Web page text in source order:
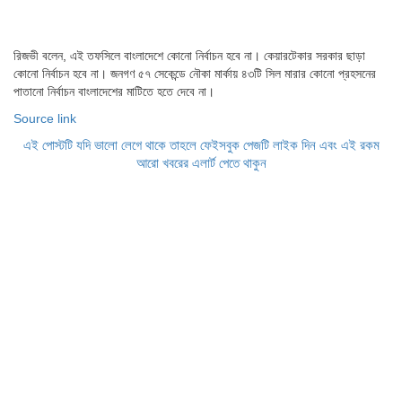
রিজভী বলেন, এই তফসিলে বাংলাদেশে কোনো নির্বাচন হবে না। কেয়ারটেকার সরকার ছাড়া
কোনো নির্বাচন হবে না। জনগণ ৫৭ সেকেন্ডে নৌকা মার্কায় ৪৩টি সিল মারার কোনো প্রহসনের
পাতানো নির্বাচন বাংলাদেশের মাটিতে হতে দেবে না।
Source link
এই পোস্টটি যদি ভালো লেগে থাকে তাহলে ফেইসবুক পেজটি লাইক দিন এবং এই রকম
আরো খবরের এলার্ট পেতে থাকুন